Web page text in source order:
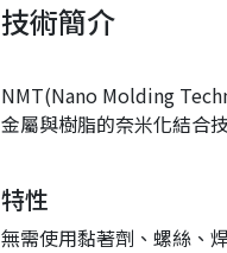
技術簡介
NMT(Nano Molding
金屬與樹脂的奈米化結合
特性
無需使用黏著劑、螺絲、